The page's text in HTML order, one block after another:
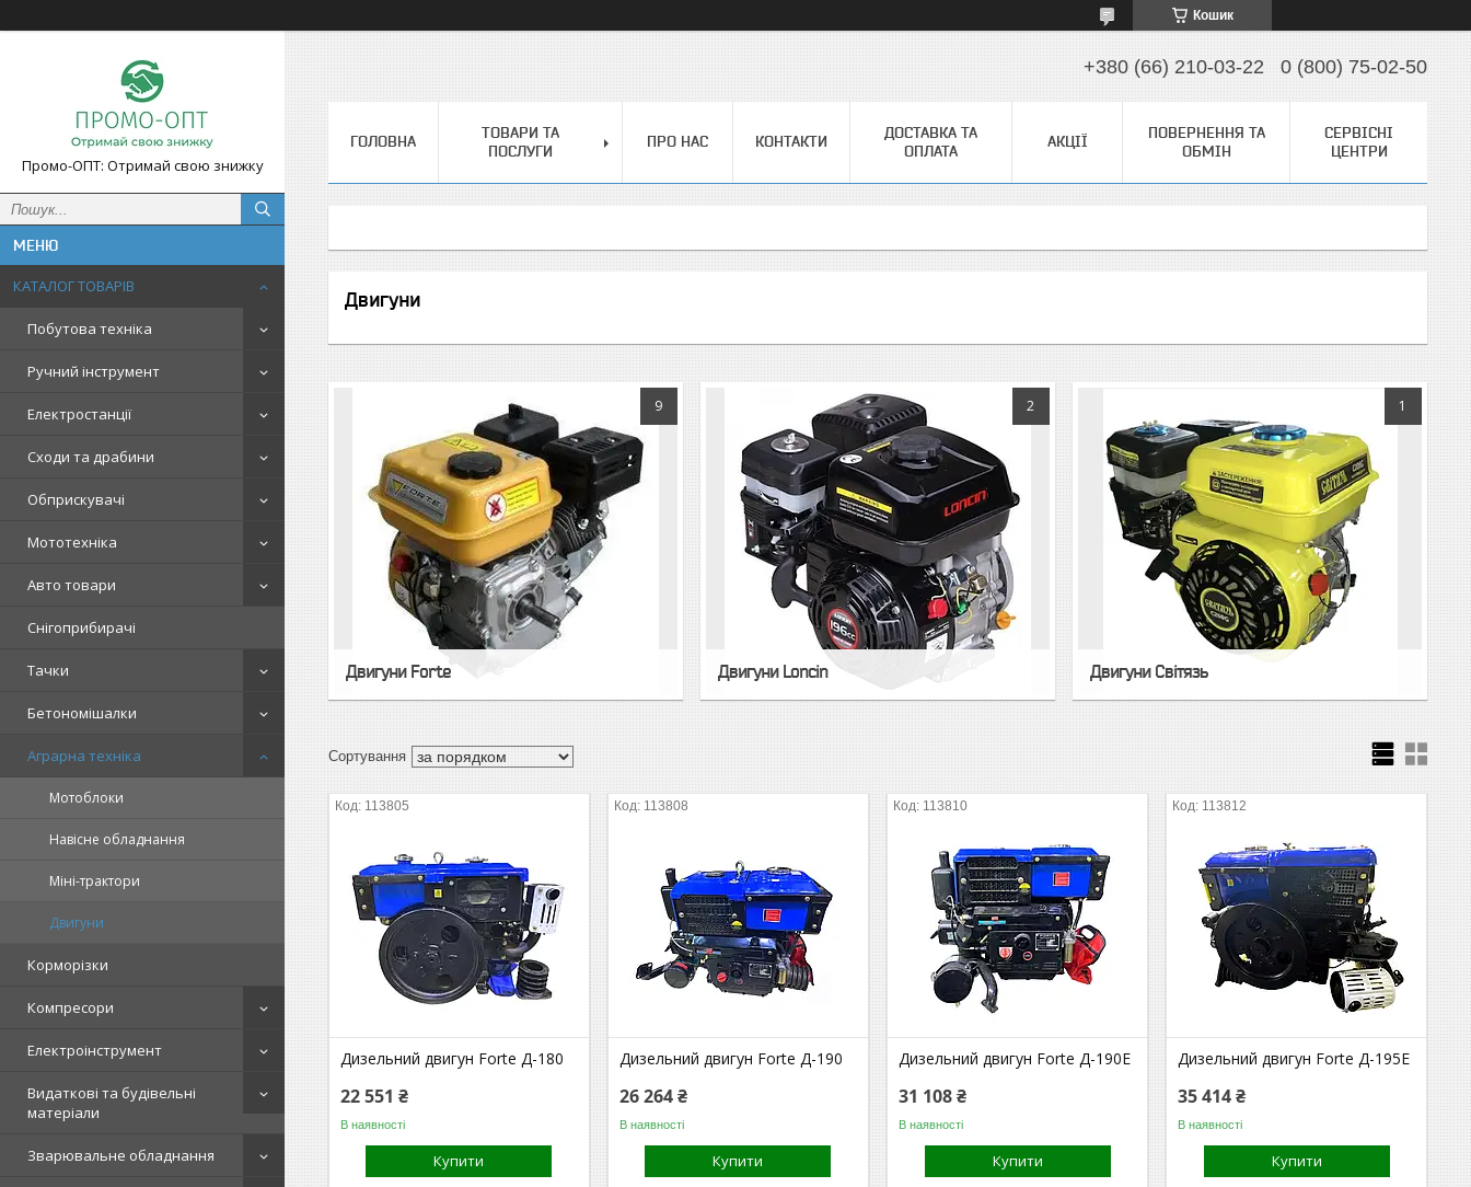
Кошик
Промо-ОПТ: Отримай свою знижку
КАТАЛОГ ТОВАРІВ
Побутова техніка
Ручний інструмент
Електростанції
Сходи та драбини
Обприскувачі
Мототехніка
Авто товари
Снігоприбирачі
Тачки
Бетономішалки
Аграрна техніка
Мотоблоки
Навісне обладнання
Міні-трактори
Двигуни
Корморізки
Компресори
Електроінструмент
Видаткові та будівельні
матеріали
Зварювальне обладнання
+380 (66) 210-03-22 0 (800) 75-02-50
ГОЛОВНА
ТОВАРИ ТА
ПОСЛУГИ
ПРО НАС КОНТАКТИ
ДОСТАВКА ТА
ОПЛАТА
АКЦІЇ
ПОВЕРНЕННЯ ТА
ОБМІН
СЕРВІСНІ
ЦЕНТРИ
Двигуни
9
Двигуни Forte
2
Двигуни Loncin
1
Двигуни Світязь
113805
Дизельний двигун Forte Д-180
22 551 ₴
В наявності
Купити
113808
Дизельний двигун Forte Д-190
26 264 ₴
В наявності
Купити
113810
Дизельний двигун Forte Д-190Е
31 108 ₴
В наявності
Купити
113812
Дизельний двигун Forte Д-195Е
35 414 ₴
В наявності
Купити